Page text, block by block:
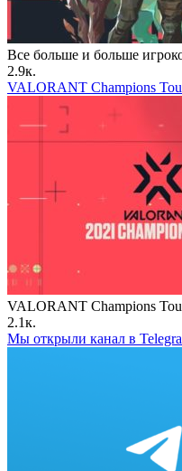
Все больше и больше
2.9к.
VALORANT Champions
VALORANT Champions
2.1к.
Мы открыли канал в